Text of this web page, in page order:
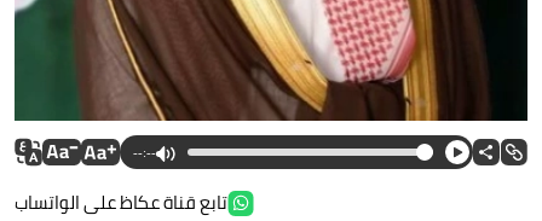
--:--
تابع قناة عكاظ على الواتساب